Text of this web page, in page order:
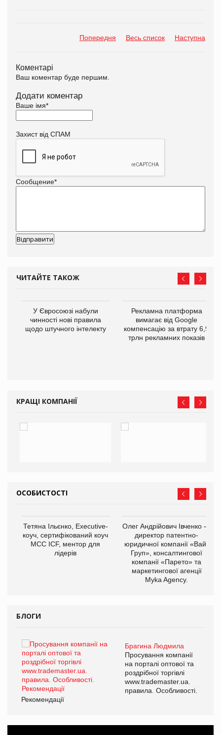
Попередня Весь список Наступна
Коментарі
Ваш коментар буде першим.
Додати коментар
Ваше імя*
Захист від СПАМ
Сообщение*
ЧИТАЙТЕ ТАКОЖ
У Євросоюзі набули
чинності нові правила
щодо штучного інтелекту
Рекламна платформа
вимагає від Google
компенсацію за втрату 6,9
трлн рекламних показів
КРАЩІ КОМПАНІЇ
ОСОБИСТОСТІ
Тетяна Ільєнко, Executive-
коуч, сертифікований коуч
МСС ICF, ментор для
лідерів
Олег Андрійович Івченко —
директор патентно-
юридичної компанії «Вайз
Груп», консалтингової
компанії «Парето» та
маркетингової агенції
Myka Agency.
БЛОГИ
Брагина Людмила
Просування компанії
на порталі оптової та
роздрібної торгівлі
www.trademaster.ua.
правила. Особливості.
Рекомендації